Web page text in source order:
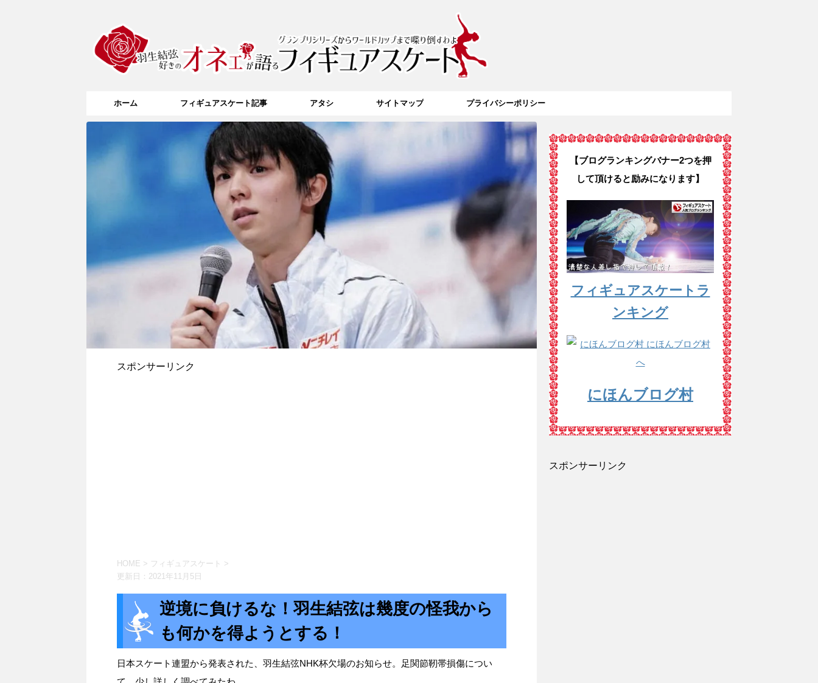
ホーム フィギュアスケート記事 アタシ サイトマップ プライバシーポリシー
スポンサーリンク
HOME > フィギュアスケート
>
更新日： 2021年11月5日
逆境に負けるな！羽生結弦は幾度の怪我から
も何かを得ようとする！
日本スケート連盟から発表された、羽生結弦NHK杯欠場のお知らせ。足関節靭帯損傷につい
【ブログランキングバナー2つを押
して頂けると励みになります】
フィギュアスケートラ
ンキング
にほんブログ村
スポンサーリンク